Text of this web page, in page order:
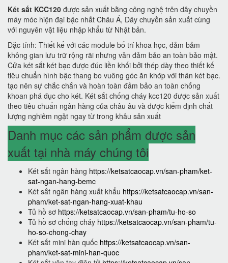
Két sắt KCC120 được sản xuất bằng công nghệ trên dây chuyền
máy móc hiện đại bậc nhất Châu Á, Dây chuyền sản xuất cùng
với nguyên vật liệu nhập khẩu từ Nhật bản.
Đặc tính: Thiết kế với các module bố trí khoa học, đảm bảm
không gian lưu trữ rộng rãi nhưng vẫn đảm bảo an toàn bảo mật.
Cửa két sắt két bạc được đúc liền khối bởi thép dày theo thiết kế
tiêu chuẩn hình bậc thang bo vuông góc ăn khớp với thân két bạc.
tạo nên sự chắc chắn và hoàn toàn đảm bảo an toàn chống
khoan phá đục cho két. Két sắt chống cháy kcc120 được sản xuất
theo tiêu chuẩn ngân hàng của châu âu và được kiểm định chất
lượng nghiêm ngặt ngay từ trong khâu sản xuất
Danh mục các sản phẩm được sản
xuất tại nhà máy chúng tôi
Két sắt ngân hàng https://ketsatcaocap.vn/san-pham/ket-
sat-ngan-hang-bemc
Két sắt ngân hàng xuất khẩu https://ketsatcaocap.vn/san-
pham/ket-sat-ngan-hang-xuat-khau
Tủ hồ sơ https://ketsatcaocap.vn/san-pham/tu-ho-so
Tủ hồ sơ chống cháy https://ketsatcaocap.vn/san-pham/tu-
ho-so-chong-chay
Két sắt mini hàn quốc https://ketsatcaocap.vn/san-
pham/ket-sat-mini-han-quoc